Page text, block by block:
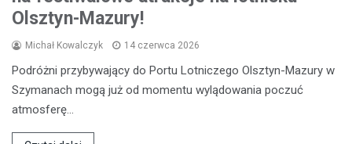
Olsztyn-Mazury!
Michał Kowalczyk 14 czerwca 2026
Podróżni przybywający do Portu Lotniczego Olsztyn-Mazury w
Szymanach mogą już od momentu wylądowania poczuć
atmosferę…